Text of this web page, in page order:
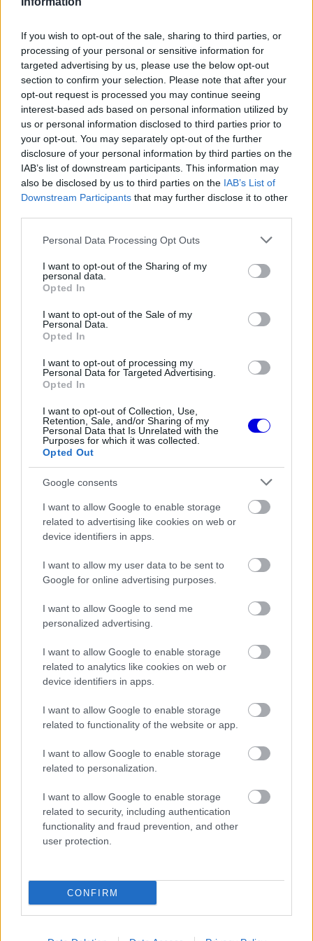
If you wish to opt-out of the sale, sharing to third parties, or
processing of your personal or sensitive information for
targeted advertising by us, please use the below opt-out
section to confirm your selection. Please note that after your
opt-out request is processed you may continue seeing
interest-based ads based on personal information utilized by
us or personal information disclosed to third parties prior to
your opt-out. You may separately opt-out of the further
disclosure of your personal information by third parties on the
IAB’s list of downstream participants. This information may
also be disclosed by us to third parties on the IAB’s List of
Downstream Participants that may further disclose it to other
Please note that this website/app uses one or more Google
not limited to your visit or usage behaviour. You may click to
grant or deny consent to Google and its third-party tags to
use your data for below specified purposes in below Google
consent section.
Personal Data Processing Opt Outs
I want to opt-out of the Sharing of my
personal data.
Opted In
I want to opt-out of the Sale of my
Personal Data.
Opted In
I want to opt-out of processing my
Personal Data for Targeted Advertising.
Opted In
I want to opt-out of Collection, Use,
Retention, Sale, and/or Sharing of my
Personal Data that Is Unrelated with the
Purposes for which it was collected.
Opted Out
Google consents
I want to allow Google to enable storage
related to advertising like cookies on web or
device identifiers in apps.
I want to allow my user data to be sent to
Google for online advertising purposes.
I want to allow Google to send me
personalized advertising.
I want to allow Google to enable storage
related to analytics like cookies on web or
device identifiers in apps.
I want to allow Google to enable storage
related to functionality of the website or app.
I want to allow Google to enable storage
related to personalization.
I want to allow Google to enable storage
related to security, including authentication
functionality and fraud prevention, and other
user protection.
CONFIRM
Holland Nagydíjra az Aston
Martinnal
FORMA-1
Óriási fordulat Lewis Hamilton
jövőjével kapcsolatban
A trükk lényege a mérés módszertanában rejlik. A
sűrítési arányt ugyanis nem menet közben,
szenzorokkal ellenőrzik, hanem kizárólag statikus
állapotban. Az FIA ellenőrei ilyenkor a dugattyú
vizsgálják, méghozzá normál környezeti
hőmérsékleten.
A szabályalkotók vélhetően nem számoltak azzal
hogy versenykörülmények között ez az arány
a Mercedesnek sikerült elérnie a 18:1-es sűrítési
arányt működés közben, ami szakértői becslések
Sokan egyszerű hőtágulással magyarázzák a